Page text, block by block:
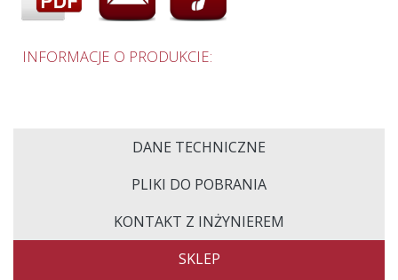
INFORMACJE O PRODUKCIE:
DANE TECHNICZNE
PLIKI DO POBRANIA
KONTAKT Z INŻYNIEREM
SKLEP